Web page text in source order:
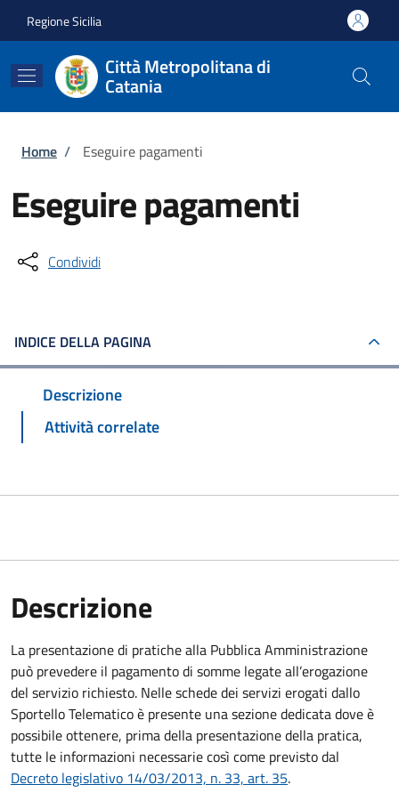
Regione Sicilia
Città Metropolitana di
Catania
Briciole di pane
Home / Eseguire pagamenti
Eseguire pagamenti
Condividi
INDICE DELLA PAGINA
Descrizione
Attività correlate
Descrizione
La presentazione di pratiche alla Pubblica Amministrazione
può prevedere il pagamento di somme legate all’erogazione
del servizio richiesto. Nelle schede dei servizi erogati dallo
Sportello Telematico è presente una sezione dedicata dove è
possibile ottenere, prima della presentazione della pratica,
tutte le informazioni necessarie così come previsto dal
Decreto legislativo 14/03/2013, n. 33, art. 35.